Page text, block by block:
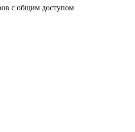
с общим доступом